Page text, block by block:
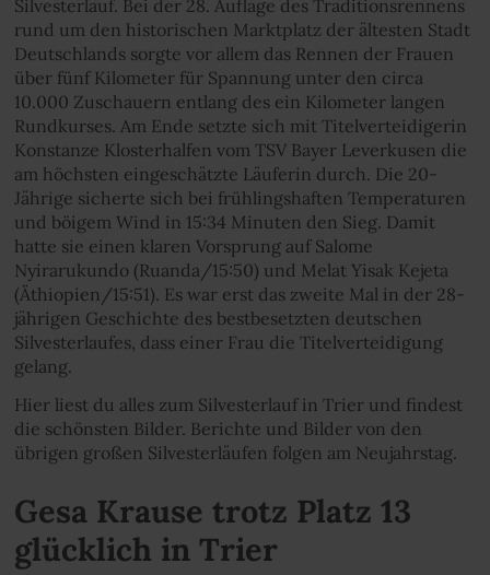
Silvesterlauf. Bei der 28. Auflage des Traditionsrennens
rund um den historischen Marktplatz der ältesten Stadt
Deutschlands sorgte vor allem das Rennen der Frauen
über fünf Kilometer für Spannung unter den circa
10.000 Zuschauern entlang des ein Kilometer langen
Rundkurses. Am Ende setzte sich mit Titelverteidigerin
Konstanze Klosterhalfen vom TSV Bayer Leverkusen die
am höchsten eingeschätzte Läuferin durch. Die 20-
Jährige sicherte sich bei frühlingshaften Temperaturen
und böigem Wind in 15:34 Minuten den Sieg. Damit
hatte sie einen klaren Vorsprung auf Salome
Nyirarukundo (Ruanda/15:50) und Melat Yisak Kejeta
(Äthiopien/15:51). Es war erst das zweite Mal in der 28-
jährigen Geschichte des bestbesetzten deutschen
Silvesterlaufes, dass einer Frau die Titelverteidigung
gelang.
Hier liest du alles zum Silvesterlauf in Trier und findest
die schönsten Bilder. Berichte und Bilder von den
übrigen großen Silvesterläufen folgen am Neujahrstag.
Gesa Krause trotz Platz 13
glücklich in Trier